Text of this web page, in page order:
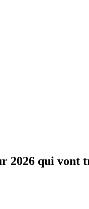
2026 qui vont